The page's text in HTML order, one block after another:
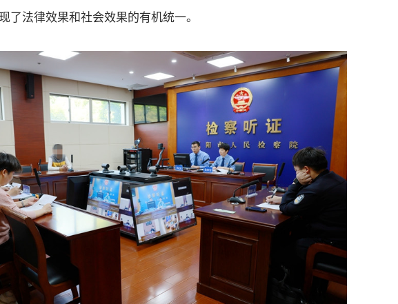
了法律效果和社会效果的有机统一。